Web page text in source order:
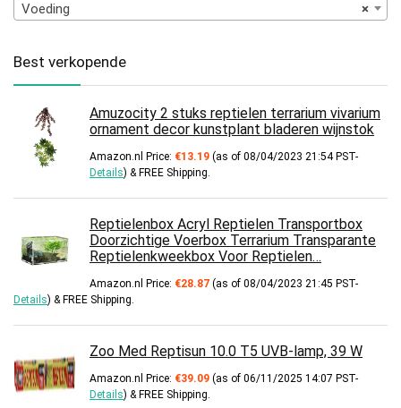
×
Voeding
Best verkopende
Amuzocity 2 stuks reptielen terrarium vivarium
ornament decor kunstplant bladeren wijnstok
Amazon.nl Price: €13.19 (as of 08/04/2023 21:54 PST-
Details) & FREE Shipping.
Reptielenbox Acryl Reptielen Transportbox
Doorzichtige Voerbox Terrarium Transparante
Reptielenkweekbox Voor Reptielen…
Amazon.nl Price: €28.87 (as of 08/04/2023 21:45 PST-
Details) & FREE Shipping.
Zoo Med Reptisun 10.0 T5 UVB-lamp, 39 W
Amazon.nl Price: €39.09 (as of 06/11/2025 14:07 PST-
Details) & FREE Shipping.